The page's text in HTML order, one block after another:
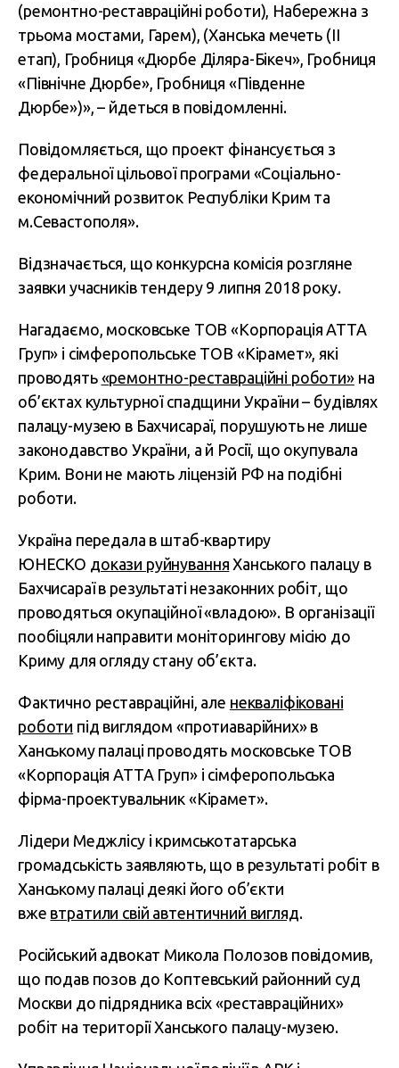
(ремонтно-реставраційні роботи), Набережна з
трьома мостами, Гарем), (Ханська мечеть (II
етап), Гробниця «Дюрбе Діляра-Бікеч», Гробниця
«Північне Дюрбе», Гробниця «Південне
Дюрбе»)», – йдеться в повідомленні.
Повідомляється, що проект фінансується з
федеральної цільової програми «Соціально-
економічний розвиток Республіки Крим та
м.Севастополя».
Відзначається, що конкурсна комісія розгляне
заявки учасників тендеру 9 липня 2018 року.
Нагадаємо, московське ТОВ «Корпорація АТТА
Груп» і сімферопольське ТОВ «Кірамет», які
проводять «ремонтно-реставраційні роботи»на
об’єктах культурної спадщини України – будівлях
палацу-музею в Бахчисараї, порушують не лише
законодавство України, а й Росії, що окупувала
Крим. Вони не мають ліцензій РФ на подібні
роботи.
Україна передала в штаб-квартиру
ЮНЕСКО докази руйнування Ханського палацу в
Бахчисараї в результаті незаконних робіт, що
проводяться окупаційної «владою». В організації
пообіцяли направити моніторингову місію до
Криму для огляду стану об’єкта.
Фактично реставраційні, але некваліфіковані
роботи під виглядом «протиаварійних» в
Ханському палаці проводять московське ТОВ
«Корпорація АТТА Груп» і сімферопольська
фірма-проектувальник «Кірамет».
Лідери Меджлісу і кримськотатарська
громадськість заявляють, що в результаті робіт в
Ханському палаці деякі його об’єкти
вже втратили свій автентичний вигляд.
Російський адвокат Микола Полозов повідомив,
що подав позов до Коптевський районний суд
Москви до підрядника всіх «реставраційних»
робіт на території Ханського палацу-музею.